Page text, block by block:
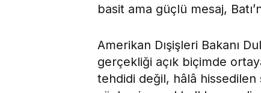
basit ama güçlü mesaj,
Amerikan Dışişleri Bakanı
gerçekliği açık biçimde
tehdidi değil, hâlâ hissedilen